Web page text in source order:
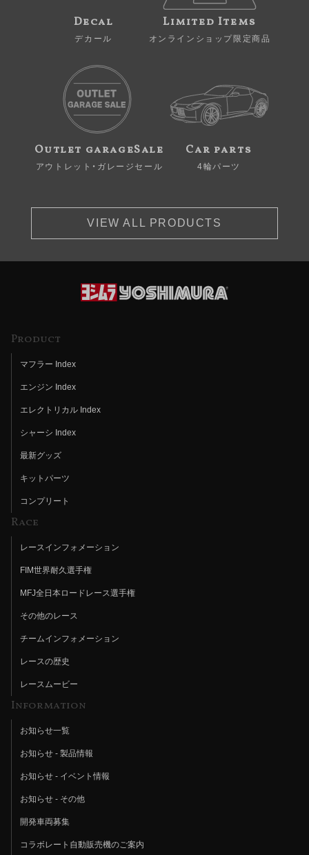
Decal
デカール
Limited Items
オンラインショップ限定商品
Outlet garageSale
アウトレット・ガレージセール
Car parts
4輪パーツ
VIEW ALL PRODUCTS
Product
マフラー Index
エンジン Index
エレクトリカル Index
シャーシ Index
最新グッズ
キットパーツ
コンプリート
Race
レースインフォメーション
FIM世界耐久選手権
MFJ全日本ロードレース選手権
その他のレース
チームインフォメーション
レースの歴史
レースムービー
Information
お知らせ一覧
お知らせ - 製品情報
お知らせ - イベント情報
お知らせ - その他
開発車両募集
コラボレート自動販売機のご案内